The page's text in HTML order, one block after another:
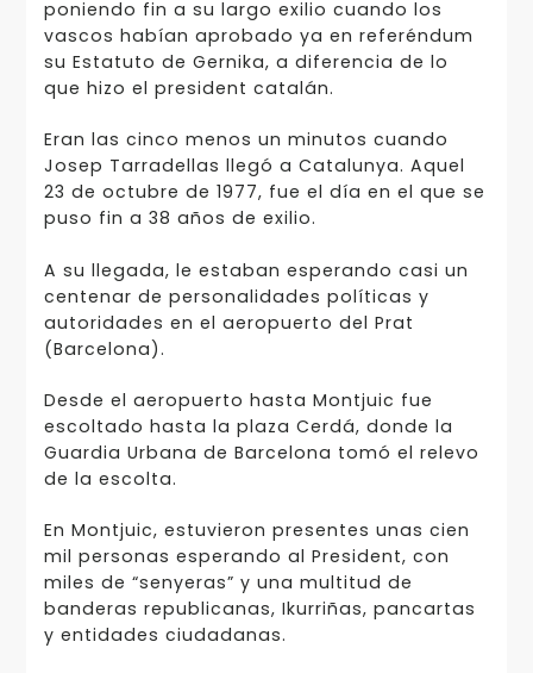
poniendo fin a su largo exilio cuando los
vascos habían aprobado ya en referéndum
su Estatuto de Gernika, a diferencia de lo
que hizo el president catalán.
Eran las cinco menos un minutos cuando
Josep Tarradellas llegó a Catalunya. Aquel
23 de octubre de 1977, fue el día en el que se
puso fin a 38 años de exilio.
A su llegada, le estaban esperando casi un
centenar de personalidades políticas y
autoridades en el aeropuerto del Prat
(Barcelona).
Desde el aeropuerto hasta Montjuic fue
escoltado hasta la plaza Cerdá, donde la
Guardia Urbana de Barcelona tomó el relevo
de la escolta.
En Montjuic, estuvieron presentes unas cien
mil personas esperando al President, con
miles de “senyeras” y una multitud de
banderas republicanas, Ikurriñas, pancartas
y entidades ciudadanas.